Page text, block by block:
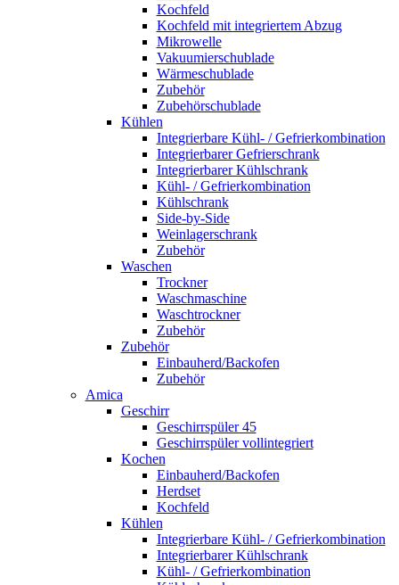
Kochfeld
Kochfeld mit integriertem Abzug
Mikrowelle
Vakuumierschublade
Wärmeschublade
Zubehör
Zubehörschublade
Kühlen
Integrierbare Kühl- / Gefrierkombination
Integrierbarer Gefrierschrank
Integrierbarer Kühlschrank
Kühl- / Gefrierkombination
Kühlschrank
Side-by-Side
Weinlagerschrank
Zubehör
Waschen
Trockner
Waschmaschine
Waschtrockner
Zubehör
Zubehör
Einbauherd/Backofen
Zubehör
Amica
Geschirr
Geschirrspüler 45
Geschirrspüler vollintegriert
Kochen
Einbauherd/Backofen
Herdset
Kochfeld
Kühlen
Integrierbare Kühl- / Gefrierkombination
Integrierbarer Kühlschrank
Kühl- / Gefrierkombination